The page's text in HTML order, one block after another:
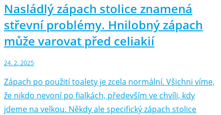
Nasládlý zápach stolice znamená
střevní problémy. Hnilobný zápach
může varovat před celiakií
24. 2. 2025
Zápach po použití toalety je zcela normální. Všichni víme,
že nikdo nevoní po fialkách, především ve chvíli, kdy
jdeme na velkou. Někdy ale specifický zápach stolice